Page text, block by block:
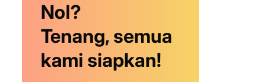
Nol?
Tenang, semua
kami siapkan!